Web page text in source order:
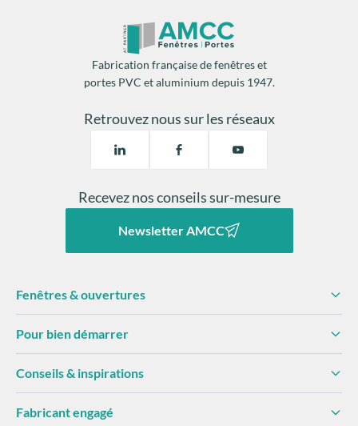
Fabrication française de fenêtres et
portes PVC et aluminium depuis 1947.
Retrouvez nous sur les réseaux
Recevez nos conseils sur-mesure
Newsletter AMCC
Fenêtres & ouvertures
Pour bien démarrer
Conseils & inspirations
Fabricant engagé